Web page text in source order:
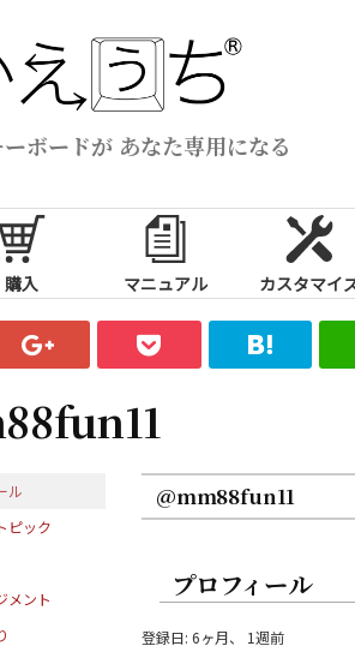
ボードが あなた専用になる
購入 マニュアル カスタマイ
ル
ピック
メント
@mm88fun11
プロフィール
登録日: 6ヶ月、 1週前